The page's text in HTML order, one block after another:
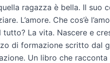
ragazza è bella. Il suo
L’amore. Che cos’è
La vita. Nascere e
di formazione scritto dal
Un libro che